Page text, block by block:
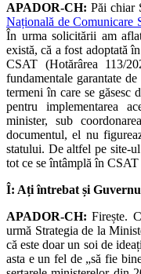
APADOR-CH: Păi chiar
Națională de Comunicare
În urma solicitării am
există, că a fost adoptată
CSAT (Hotărârea 113/
fundamentale garantate
termeni în care se
pentru implementarea
minister, sub
documentul, el nu
statului. De altfel pe site-
tot ce se întâmplă în CSAT
Î: Ați întrebat și
APADOR-CH: Firește.
urmă Strategia de la
că este doar un soi de
asta e un fel de „să fie